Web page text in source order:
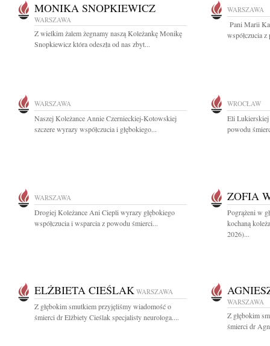
MONIKA SNOPKIEWICZ
WARSZAWA
Z wielkim żalem żegnamy naszą Koleżankę Monikę
Snopkiewicz która odeszła od nas zbyt...
WARSZAWA
Pani Marii
współczucia
WARSZAWA
Naszej Koleżance Annie Czernieckiej-Kotowskiej
szczere wyrazy współczucia i głębokiego...
WROCŁAW
Eli Lukierskiej
powodu
WARSZAWA
Drogiej Koleżance Ani Ciepli wyrazy głębokiego
współczucia i wsparcia z powodu śmierci...
ZOFIA
Pogrążeni w
kochaną
2026)...
ELŻBIETA CIEŚLAK WARSZAWA
Z głębokim smutkiem przyjęliśmy wiadomość o
śmierci dr Elżbiety Cieślak specjalisty neurologa....
WARSZAWA
Z głębokim
śmierci dr